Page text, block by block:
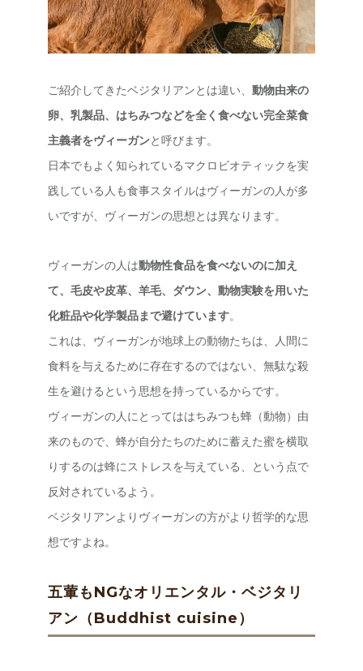
ご紹介してきたベジタリアンとは違い、 動物由来の
卵、乳製品、はちみつなどを全く食べない完全菜食
主義者をヴィーガンと呼びます。
日本でもよく知られているマクロビオティックを実
践している人も食事スタイルはヴィーガンの人が多
いですが、ヴィーガンの思想とは異なります。
ヴィーガンの人は動物性食品を食べないのに加え
て、毛皮や皮革、羊毛、ダウン、動物実験を用いた
化粧品や化学製品まで避けています。
これは、ヴィーガンが地球上の動物たちは、人間に
食料を与えるために存在するのではない、無駄な殺
生を避けるという思想を持っているからです。
ヴィーガンの人にとってははちみつも蜂（動物）由
来のもので、蜂が自分たちのために蓄えた蜜を横取
りするのは蜂にストレスを与えている、という点で
反対されているよう。
ベジタリアンよりヴィーガンの方がより哲学的な思
想ですよね。
五葷もNGなオリエンタル・ベジタリ
アン（Buddhist cuisine）